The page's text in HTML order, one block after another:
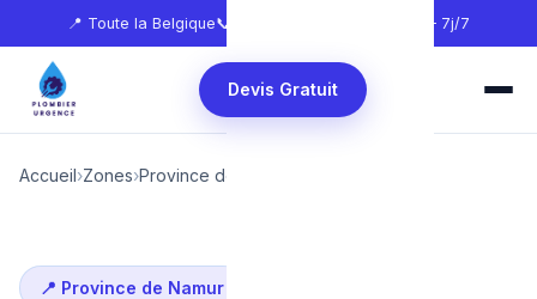
📍 Toute la Belgique📞 🕐 24h/24 — 7j/7
Devis Gratuit
Accueil›Zones›Province de Namur
📍 Province de Namur